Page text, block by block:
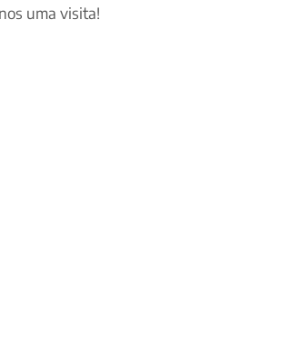
uma visita!